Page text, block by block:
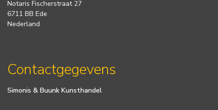
Notaris Fischerstraat 27
6711 BB Ede
Nederland
Contactgegevens
Simonis & Buunk Kunsthandel